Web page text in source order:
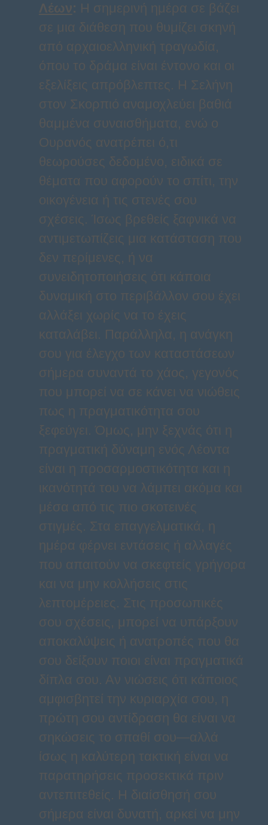
Λέων: Η σημερινή ημέρα σε βάζει
σε μια διάθεση που θυμίζει σκηνή
από αρχαιοελληνική τραγωδία,
όπου το δράμα είναι έντονο και οι
εξελίξεις απρόβλεπτες. Η Σελήνη
στον Σκορπιό αναμοχλεύει βαθιά
θαμμένα συναισθήματα, ενώ ο
Ουρανός ανατρέπει ό,τι
θεωρούσες δεδομένο, ειδικά σε
θέματα που αφορούν το σπίτι, την
οικογένεια ή τις στενές σου
σχέσεις. Ίσως βρεθείς ξαφνικά να
αντιμετωπίζεις μια κατάσταση που
δεν περίμενες, ή να
συνειδητοποιήσεις ότι κάποια
δυναμική στο περιβάλλον σου έχει
αλλάξει χωρίς να το έχεις
καταλάβει. Παράλληλα, η ανάγκη
σου για έλεγχο των καταστάσεων
σήμερα συναντά το χάος, γεγονός
που μπορεί να σε κάνει να νιώθεις
πως η πραγματικότητα σου
ξεφεύγει. Όμως, μην ξεχνάς ότι η
πραγματική δύναμη ενός Λέοντα
είναι η προσαρμοστικότητα και η
ικανότητά του να λάμπει ακόμα και
μέσα από τις πιο σκοτεινές
στιγμές. Στα επαγγελματικά, η
ημέρα φέρνει εντάσεις ή αλλαγές
που απαιτούν να σκεφτείς γρήγορα
και να μην κολλήσεις στις
λεπτομέρειες. Στις προσωπικές
σου σχέσεις, μπορεί να υπάρξουν
αποκαλύψεις ή ανατροπές που θα
σου δείξουν ποιοι είναι πραγματικά
δίπλα σου. Αν νιώσεις ότι κάποιος
αμφισβητεί την κυριαρχία σου, η
πρώτη σου αντίδραση θα είναι να
σηκώσεις το σπαθί σου—αλλά
ίσως η καλύτερη τακτική είναι να
παρατηρήσεις προσεκτικά πριν
αντεπιτεθείς. Η διαίσθησή σου
σήμερα είναι δυνατή, αρκεί να μην